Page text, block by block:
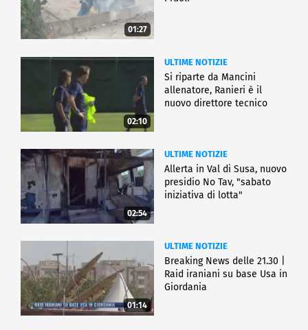
01:27
02:10
ULTIME NOTIZIE
Si riparte da Mancini
allenatore, Ranieri è il
nuovo direttore tecnico
02:54
ULTIME NOTIZIE
Allerta in Val di Susa, nuovo
presidio No Tav, "sabato
iniziativa di lotta"
01:14
ULTIME NOTIZIE
Breaking News delle 21.30 |
Raid iraniani su base Usa in
Giordania